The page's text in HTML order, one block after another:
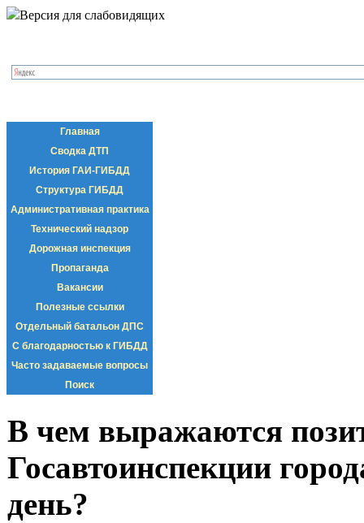
Версия для слабовидящих
Главная
Сводка ДТП
История ГАИ-ГИБДД
Структура ГИБДД
Административная практика
Технический надзор
Дорожная инспекция
Пропаганда
Вакансии
Полезные ссылки
Отдельный батальон ДПС
С благодарностью к ГИБДД
Часто задаваемые вопросы
Поиск
В чем выражаются
Госавтоинспекции
день?